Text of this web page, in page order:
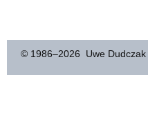
© 1986–2026 Uwe Dudczak